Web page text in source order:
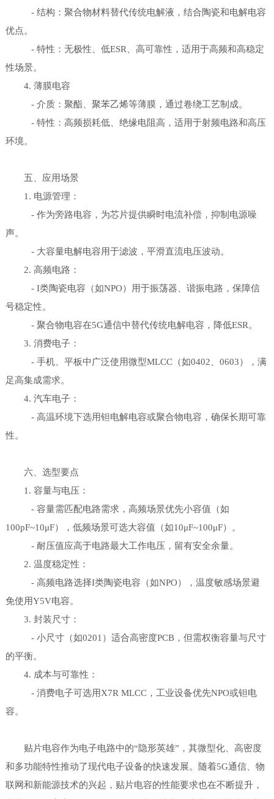
- 结构：聚合物材料替代传统电解液，结合陶瓷和电解电容
优点。
- 特性：无极性、低ESR、高可靠性，适用于高频和高稳定
性场景。
4. 薄膜电容
- 介质：聚酯、聚苯乙烯等薄膜，通过卷绕工艺制成。
- 特性：高频损耗低、绝缘电阻高，适用于射频电路和高压
环境。
五、应用场景
1. 电源管理：
- 作为旁路电容，为芯片提供瞬时电流补偿，抑制电源噪
声。
- 大容量电解电容用于滤波，平滑直流电压波动。
2. 高频电路：
- I类陶瓷电容（如NPO）用于振荡器、谐振电路，保障信
号稳定性。
- 聚合物电容在5G通信中替代传统电解电容，降低ESR。
3. 消费电子：
- 手机、平板中广泛使用微型MLCC（如0402、0603），满
足高集成需求。
4. 汽车电子：
- 高温环境下选用钽电解电容或聚合物电容，确保长期可靠
性。
六、选型要点
1. 容量与电压：
- 容量需匹配电路需求，高频场景优先小容值（如
100pF~10μF），低频场景可选大容值（如10μF~100μF）。
- 耐压值应高于电路最大工作电压，留有安全余量。
2. 温度稳定性：
- 高频电路选择I类陶瓷电容（如NPO），温度敏感场景避
免使用Y5V电容。
3. 封装尺寸：
- 小尺寸（如0201）适合高密度PCB，但需权衡容量与尺寸
的平衡。
4. 成本与可靠性：
- 消费电子可选用X7R MLCC，工业设备优先NPO或钽电
容。
贴片电容作为电子电路中的“隐形英雄”，其微型化、高密度
和多功能特性推动了现代电子设备的快速发展。随着5G通信、物
联网和新能源技术的兴起，贴片电容的性能要求也在不断提升，